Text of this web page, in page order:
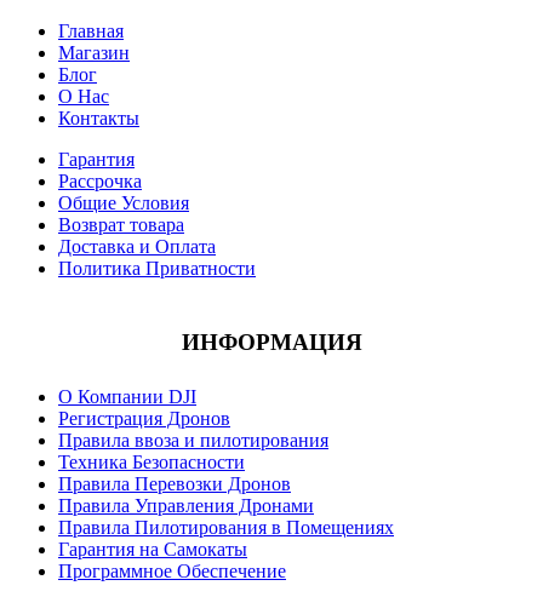
Главная
Магазин
Блог
О Нас
Контакты
Гарантия
Рассрочка
Общие Условия
Возврат товара
Доставка и Оплата
Политика Приватности
ИНФОРМАЦИЯ
О Компании DJI
Регистрация Дронов
Правила ввоза и пилотирования
Техника Безопасности
Правила Перевозки Дронов
Правила Управления Дронами
Правила Пилотирования в Помещениях
Гарантия на Самокаты
Программное Обеспечение